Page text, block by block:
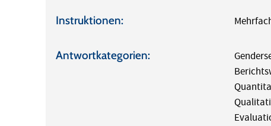
Instruktionen:
Antwortkategorien: